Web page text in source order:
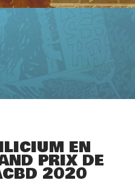
EN
PRIX DE
2020